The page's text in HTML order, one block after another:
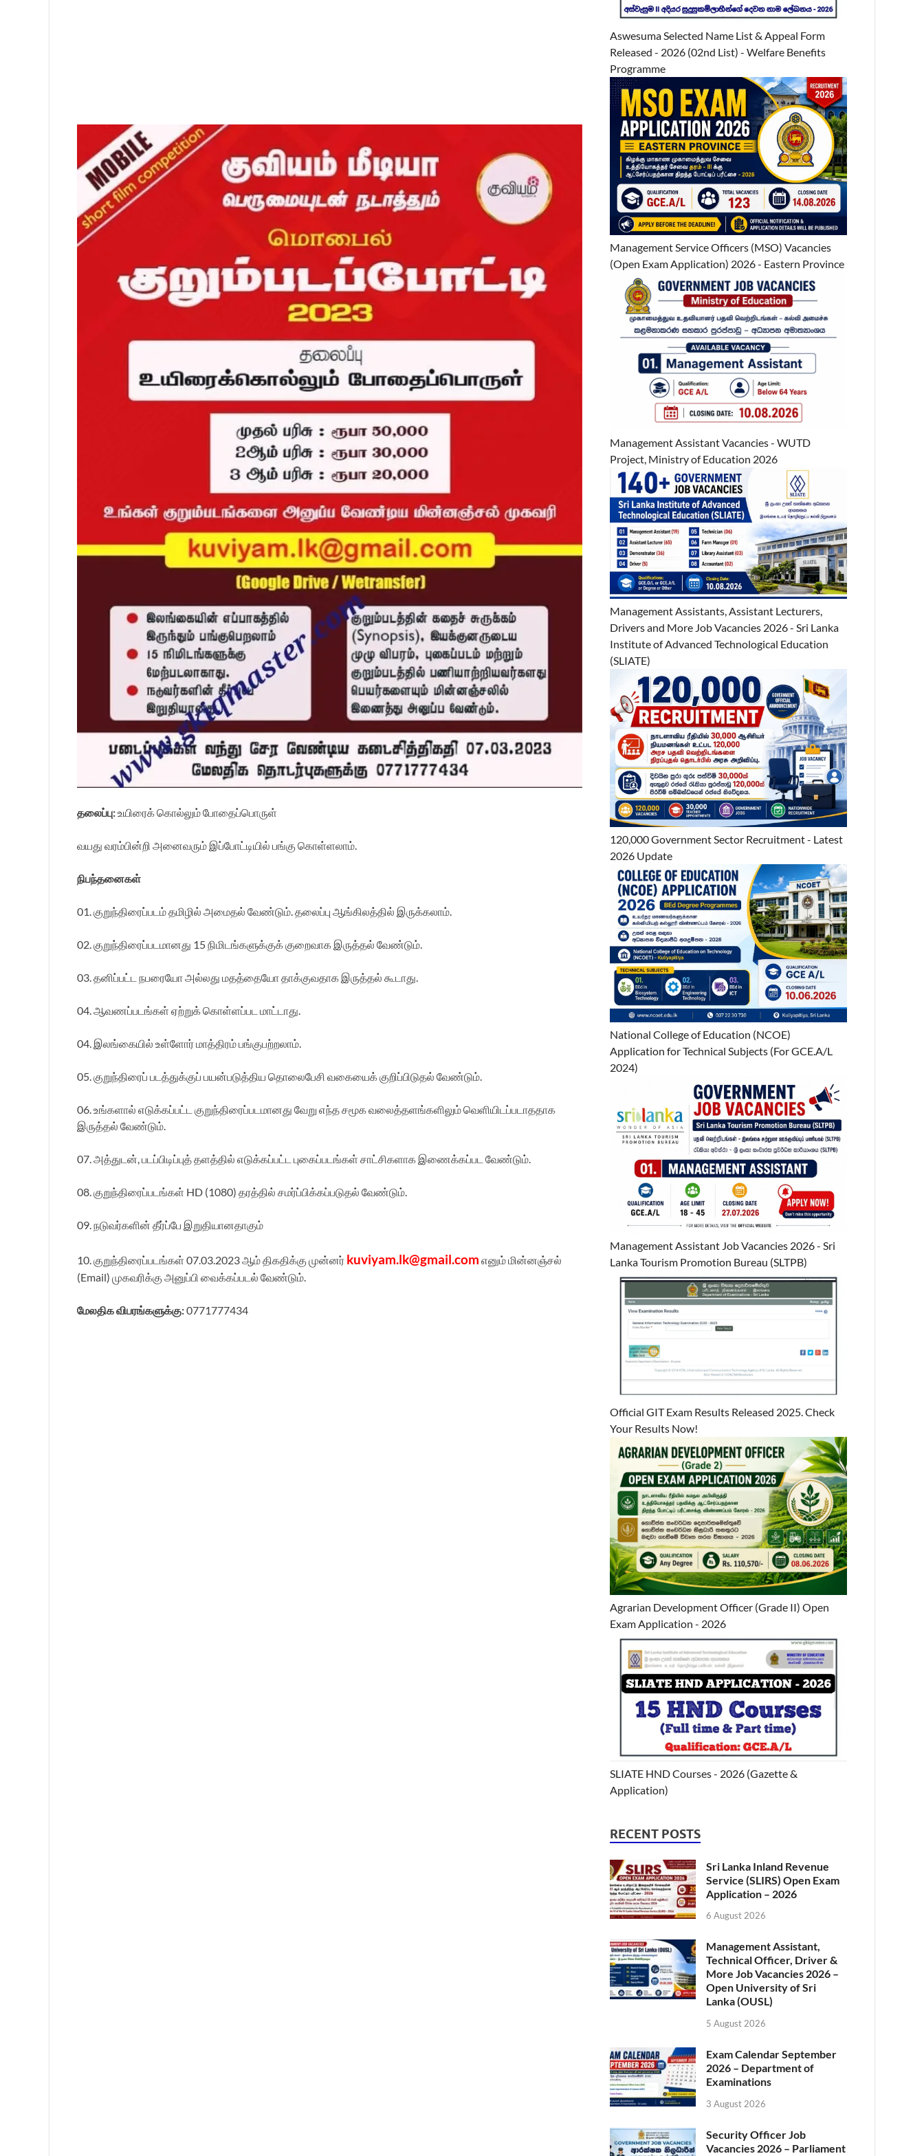
தலைப்பு:உயிரைக் கொல்லும் போதைப்பொருள்
வயது வரம்பின்றி அனைவரும் இப்போட்டியில் பங்கு கொள்ளலாம்.
நிபந்தனைகள்
01. குறுந்திரைப்படம் தமிழில் அமைதல் வேண்டும். தலைப்பு ஆங்கிலத்தில் இருக்கலாம்.
02. குறுந்திரைப்படமானது 15 நிமிடங்களுக்குக் குறைவாக இருத்தல் வேண்டும்.
03. தனிப்பட்ட நபரையோ அல்லது மதத்தையோ தாக்குவதாக இருத்தல் கூடாது.
04. ஆவணப்படங்கள் ஏற்றுக் கொள்ளப்பட மாட்டாது.
04. இலங்கையில் உள்ளோர் மாத்திரம் பங்குபற்றலாம்.
05. குறுந்திரைப் படத்துக்குப் பயன்படுத்திய தொலைபேசி வகையைக் குறிப்பிடுதல் வேண்டும்.
06. உங்களால் எடுக்கப்பட்ட குறுந்திரைப்படமானது வேறு எந்த சமூக வலைத்தளங்களிலும் வெளியிடப்படாததாக
இருத்தல் வேண்டும்.
07. அத்துடன், படப்பிடிப்புத் தளத்தில் எடுக்கப்பட்ட புகைப்படங்கள் சாட்சிகளாக இணைக்கப்பட வேண்டும்.
08. குறுந்திரைப்படங்கள் HD (1080) தரத்தில் சமர்ப்பிக்கப்படுதல் வேண்டும்.
09. நடுவர்களின் தீர்ப்பே இறுதியானதாகும்
10. குறுந்திரைப்படங்கள் 07.03.2023 ஆம் திகதிக்கு முன்னர் kuviyam.lk@gmail.com எனும் மின்னஞ்சல்
(Email) முகவரிக்கு அனுப்பி வைக்கப்படல் வேண்டும்.
மேலதிக விபரங்களுக்கு:0771777434
Aswesuma Selected Name List & Appeal Form
Released - 2026 (02nd List) - Welfare Benefits
Programme
Management Service Officers (MSO) Vacancies
(Open Exam Application) 2026 - Eastern Province
Management Assistant Vacancies - WUTD
Project, Ministry of Education 2026
Management Assistants, Assistant Lecturers,
Drivers and More Job Vacancies 2026 - Sri Lanka
Institute of Advanced Technological Education
(SLIATE)
120,000 Government Sector Recruitment - Latest
2026 Update
National College of Education (NCOE)
Application for Technical Subjects (For GCE.A/L
2024)
Management Assistant Job Vacancies 2026 - Sri
Lanka Tourism Promotion Bureau (SLTPB)
Official GIT Exam Results Released 2025. Check
Your Results Now!
Agrarian Development Officer (Grade II) Open
Exam Application - 2026
SLIATE HND Courses - 2026 (Gazette &
Application)
RECENT POSTS
Sri Lanka Inland Revenue
Service (SLIRS) Open Exam
Application – 2026
6 August 2026
Management Assistant,
Technical Officer, Driver &
More Job Vacancies 2026 –
Open University of Sri
Lanka (OUSL)
5 August 2026
Exam Calendar September
2026 – Department of
Examinations
3 August 2026
Security Officer Job
Vacancies 2026 – Parliament